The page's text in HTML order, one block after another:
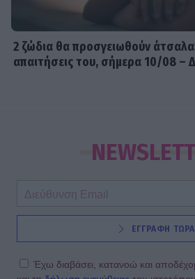
2 ζώδια θα προσγειωθούν
απαιτήσεις του, σήμερα 10/08 –
ΕΓΓΡΑΦΗ ΤΩΡΑ
Έχω διαβάσει, κατανοώ και